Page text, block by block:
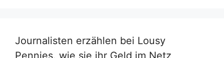
Journalisten erzählen bei Lousy
Pennies, wie sie ihr Geld im Netz